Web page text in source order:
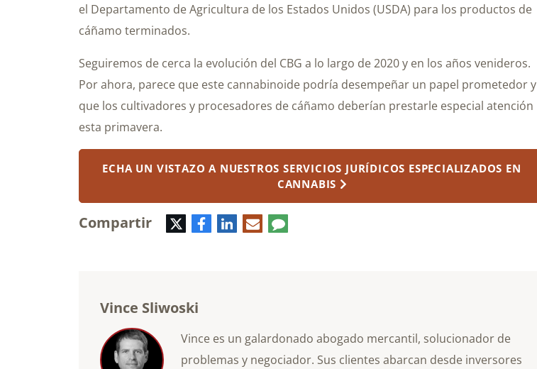
el Departamento de Agricultura de los Estados Unidos (USDA) para los productos de
cáñamo terminados.
Seguiremos de cerca la evolución del CBG a lo largo de 2020 y en los años venideros.
Por ahora, parece que este cannabinoide podría desempeñar un papel prometedor y
que los cultivadores y procesadores de cáñamo deberían prestarle especial atención
esta primavera.
ECHA UN VISTAZO A NUESTROS SERVICIOS JURÍDICOS ESPECIALIZADOS EN
CANNABIS
Compartir TwitterFacebook
LinkedInCorreo
electrónico
Comentario
Vince Sliwoski
Vince es un galardonado abogado mercantil, solucionador de
problemas y negociador. Sus clientes abarcan desde inversores